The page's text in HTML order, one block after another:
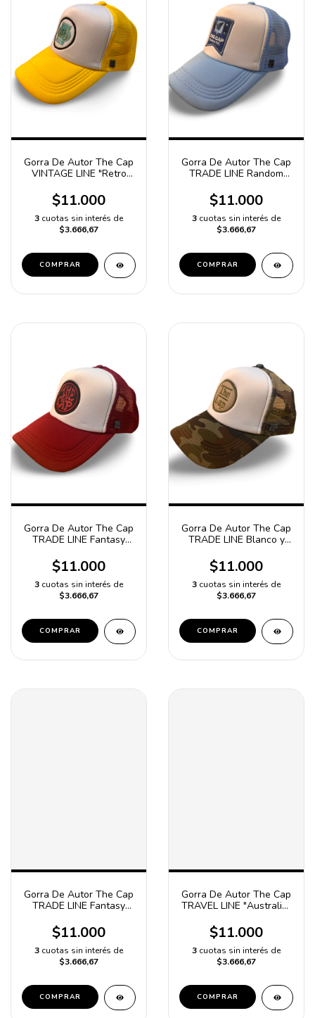
Gorra De Autor The Cap
VINTAGE LINE "Retro
Trucker Poliester
$11.000
3 cuotas sin interés de
$3.666,67
COMPRAR
Gorra De Autor The Cap
TRADE LINE Random
Telegram Blanco y
Celeste Trucker
Poliester
$11.000
3 cuotas sin interés de
$3.666,67
COMPRAR
Gorra De Autor The Cap
TRADE LINE Fantasy
Poliester
$11.000
3 cuotas sin interés de
$3.666,67
COMPRAR
Gorra De Autor The Cap
TRADE LINE Blanco y
Trucker Poliester
$11.000
3 cuotas sin interés de
$3.666,67
COMPRAR
Gorra De Autor The Cap
TRADE LINE Fantasy
Poliester
$11.000
3 cuotas sin interés de
$3.666,67
COMPRAR
Gorra De Autor The Cap
TRAVEL LINE "Australia"
Poliester
$11.000
3 cuotas sin interés de
$3.666,67
COMPRAR